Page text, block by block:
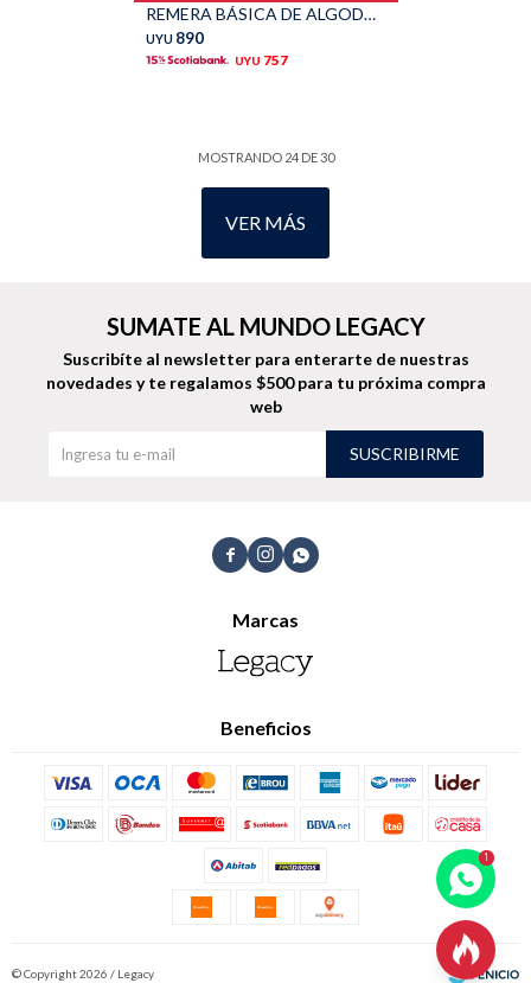
REMERA BÁSICA DE ALGODÓN - Blanco
UYU 890
UYU 757
MOSTRANDO 24DE30
VER MÁS
  
Marcas
Beneficios
SUMATE AL MUNDO LEGACY
Suscribíte al newsletter para enterarte de nuestras
novedades y te regalamos $500 para tu próxima compra
web
SUSCRIBIRME
© Copyright 2026 / Legacy
